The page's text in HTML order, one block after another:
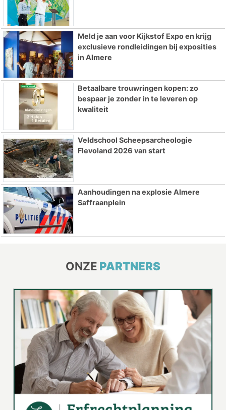
Meld je aan voor Kijkstof Expo en krijg
exclusieve rondleidingen bij exposities
in Almere
Betaalbare trouwringen kopen: zo
bespaar je zonder in te leveren op
kwaliteit
Veldschool Scheepsarcheologie
Flevoland 2026 van start
Aanhoudingen na explosie Almere
Saffraanplein
ONZE PARTNERS